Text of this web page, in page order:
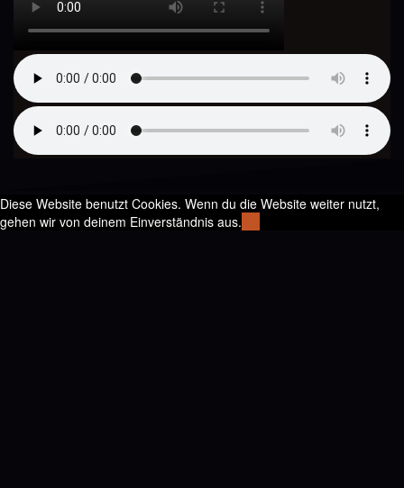
Diese Website benutzt Cookies. Wenn du die Website weiter nutzt,
gehen wir von deinem Einverständnis aus.